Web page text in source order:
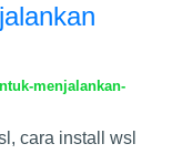
menjalankan-
cara install wsl